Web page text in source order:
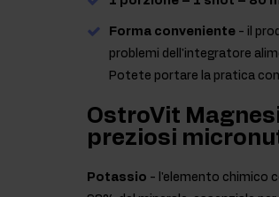
Forma conveniente - il
problemi dell'integratore
Potete portare la pratica
OstroVit
preziosi
Potassio - l'elemento chimico